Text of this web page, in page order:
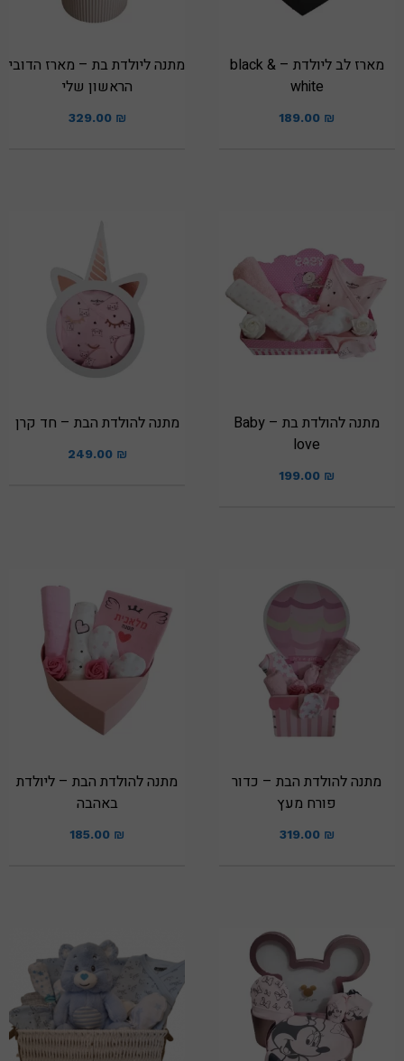
מארז לב ליולדת – black &
white
189.00 ₪
מתנה ליולדת בת – מארז הדובי
הראשון שלי
329.00 ₪
מתנה להולדת בת – Baby
love
199.00 ₪
מתנה להולדת הבת – חד קרן
249.00 ₪
מתנה להולדת הבת – כדור
פורח מעץ
319.00 ₪
מתנה להולדת הבת – ליולדת
באהבה
185.00 ₪